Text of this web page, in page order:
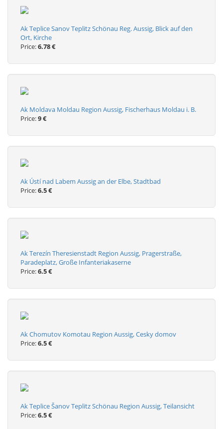
Ak Teplice Sanov Teplitz Schönau Reg. Aussig, Blick auf den
Ort, Kirche
Price:6.78 €
Ak Moldava Moldau Region Aussig, Fischerhaus Moldau i. B.
Price:9 €
Ak Ústí nad Labem Aussig an der Elbe, Stadtbad
Price:6.5 €
Ak Terezín Theresienstadt Region Aussig, Pragerstraße,
Paradeplatz, Große Infanteriakaserne
Price:6.5 €
Ak Chomutov Komotau Region Aussig, Cesky domov
Price:6.5 €
Ak Teplice Šanov Teplitz Schönau Region Aussig, Teilansicht
Price:6.5 €